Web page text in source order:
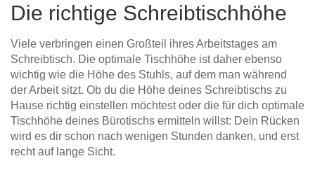
Die richtige Schreibtischhöhe
Viele verbringen einen Großteil ihres Arbeitstages am
Schreibtisch. Die optimale Tischhöhe ist daher ebenso
wichtig wie die Höhe des Stuhls, auf dem man während
der Arbeit sitzt. Ob du die Höhe deines Schreibtischs zu
Hause richtig einstellen möchtest oder die für dich optimale
Tischhöhe deines Bürotischs ermitteln willst: Dein Rücken
wird es dir schon nach wenigen Stunden danken, und erst
recht auf lange Sicht.